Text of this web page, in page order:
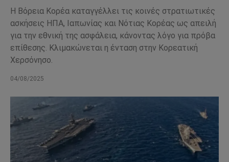
Η Βόρεια Κορέα καταγγέλλει τις κοινές στρατιωτικές
ασκήσεις ΗΠΑ, Ιαπωνίας και Νότιας Κορέας ως απειλή
για την εθνική της ασφάλεια, κάνοντας λόγο για πρόβα
επίθεσης. Κλιμακώνεται η ένταση στην Κορεατική
Χερσόνησο.
04/08/2025